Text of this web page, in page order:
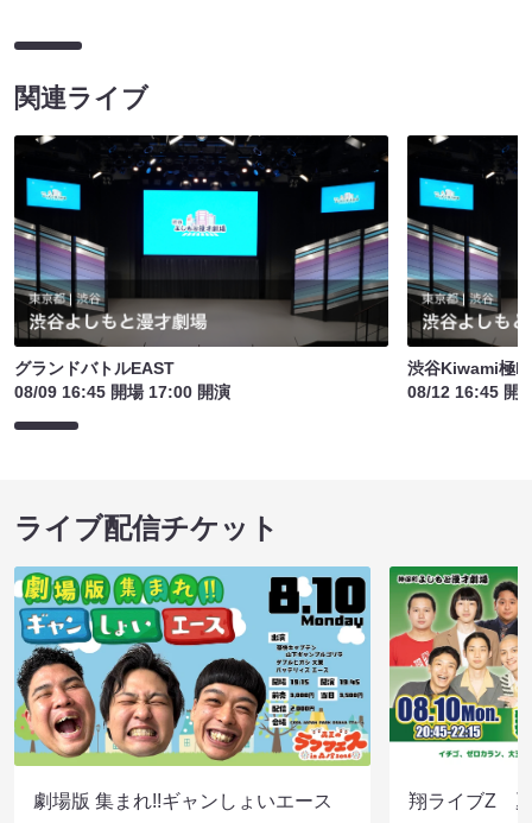
関連ライブ
グランドバトルEAST
08/09 16:45 開場 17:00 開演
渋谷Kiwami極
08/12 16:45 開
ライブ配信チケット
劇場版 集まれ!!ギャンしょいエース
翔ライブZ